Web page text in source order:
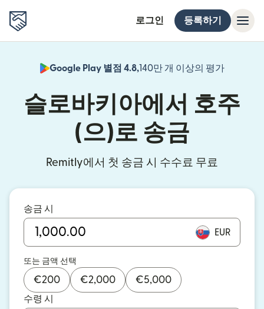
로그인 등록하기
Google Play 별점 4.8,140만 개 이상의 평가
슬로바키아에서 호주
(으)로 송금
Remitly에서 첫 송금 시 수수료 무료
송금 시
EUR
또는 금액 선택
€200 €2,000 €5,000
수령 시